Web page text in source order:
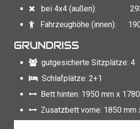
bei 4x4 (außen):
Fahrzeughöhe (innen):
GRUNDRISS
gutgesicherte Sitzplätze: 4
Schlafplätze: 2+1
Bett hinten: 1950 mm x
Zusatzbett vorne: 1850 mm